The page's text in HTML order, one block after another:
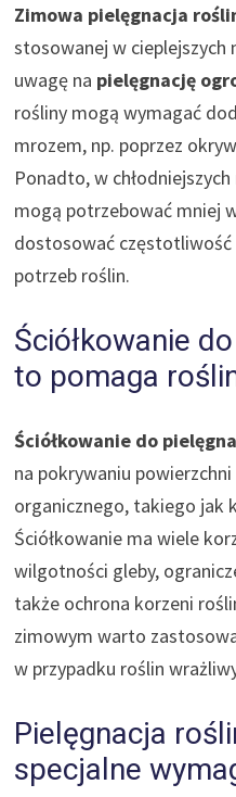
Zimowa pielęgnacja
stosowanej w cieplejszych
uwagę na pielęgnację
rośliny mogą wymagać
mrozem, np. poprzez
Ponadto, w
mogą potrzebować mniej
dostosować
potrzeb roślin.
Ściółkowanie
to pomaga
Ściółkowanie do
na pokrywaniu
organicznego, takiego jak
Ściółkowanie ma wiele
wilgotności gleby,
także ochrona korzeni
zimowym warto
w przypadku roślin
Pielęgnacja
specjalne